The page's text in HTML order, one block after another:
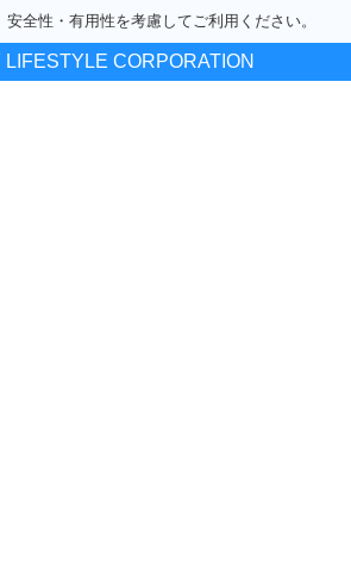
安全性・有用性を考慮してご利用ください。
CORPORATION